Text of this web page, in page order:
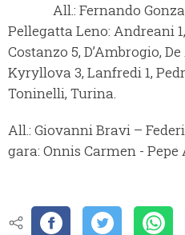
All.: Fernando
Pellegatta Leno: Andreani
Costanzo 5, D’Ambrogio,
Kyryllova 3, Lanfredi 1,
Toninelli, Turina.
All.: Giovanni Bravi –
gara: Onnis Carmen -